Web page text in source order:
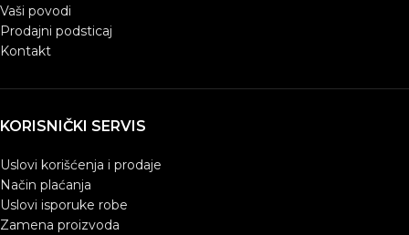
Vaši povodi
Prodajni podsticaj
Kontakt
KORISNIČKI SERVIS
Uslovi korišćenja i prodaje
Način plaćanja
Uslovi isporuke robe
Zamena proizvoda